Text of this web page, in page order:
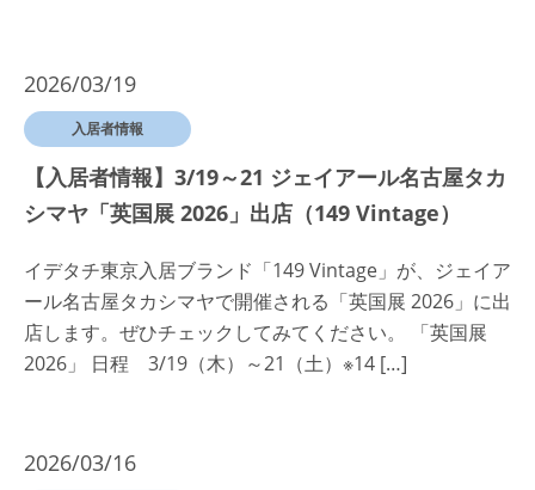
2026/03/19
入居者情報
【入居者情報】3/19～21 ジェイアール名古屋タカ
シマヤ「英国展 2026」出店（149 Vintage）
イデタチ東京入居ブランド「149 Vintage」が、ジェイア
ール名古屋タカシマヤで開催される「英国展 2026」に出
店します。ぜひチェックしてみてください。 「英国展
2026」 日程 3/19（木）～21（土）※14 […]
2026/03/16